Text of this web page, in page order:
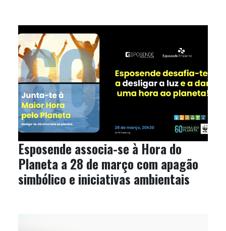
Esposende associa-se à Hora do
Planeta a 28 de março com apagão
simbólico e iniciativas ambientais